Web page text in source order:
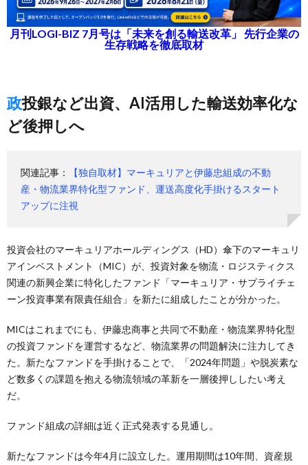
月刊LOGI-BIZ 7月号は「未来を創る輸送改革」 先行企業の
生存戦略を徹底取材
政投銀など出資、AI活用した輸送効率化な
ど後押しへ
関連記事：
【独自取材】マーキュリアと伊藤忠組成の不動
産・物流業界特化型ファンド、運送高度化手掛けるスタート
アップに注視
投資会社のマーキュリアホールディングス（HD）傘下のマーキュリ
アインベストメント（MIC）が、投資対象を物流・ロジスティクス
関連の新興企業に特化したファンド「マーキュリア・サプライチェ
ーン投資事業有限責任組合」を新たに組成したことが分かった。
MICはこれまでにも、伊藤忠商事と共同で不動産・物流業界特化型
の投資ファンドを運営するなど、物流業界の問題解決に注力してき
た。新たなファンドを手掛けることで、「2024年問題」や脱炭素な
ど数多くの課題を抱える物流領域の革新を一層後押ししたい考え
だ。
ファンド組成の詳細は近く正式発表する見通し。
新たなファンドは今年4月に設立した。運用期間は10年間、資産規